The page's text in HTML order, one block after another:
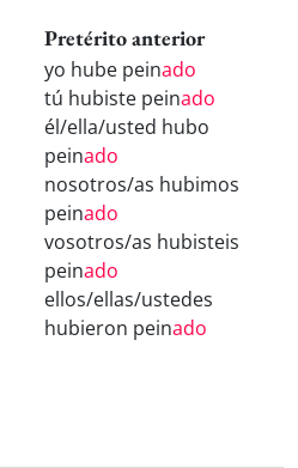
Pretérito anterior
yo hube peinado
tú hubiste peinado
él/ella/usted hubo
peinado
nosotros/as hubimos
peinado
vosotros/as hubisteis
peinado
ellos/ellas/ustedes
hubieron peinado